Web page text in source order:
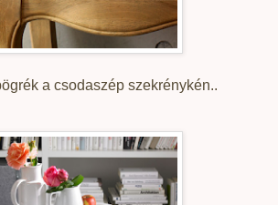
a csodaszép szekrénykén..